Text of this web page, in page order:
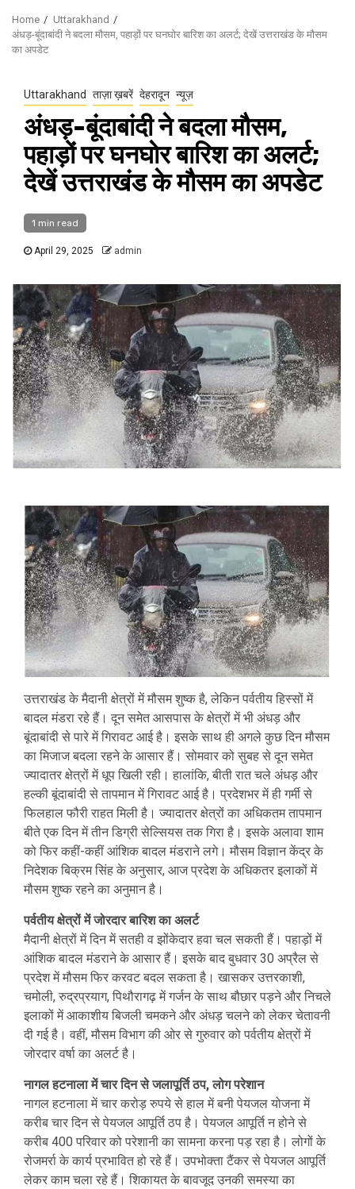
Home
Uttarakhand
अंधड़-बूंदाबांदी ने बदला मौसम, पहाड़ों पर घनघाेर बारिश का अलर्ट; देखें उत्तराखंड के मौसम
का अपडेट
Uttarakhand ताज़ा ख़बरें देहरादून न्यूज़
अंधड़-बूंदाबांदी ने बदला मौसम,
पहाड़ों पर घनघाेर बारिश का अलर्ट;
देखें उत्तराखंड के मौसम का अपडेट
1 min read
April 29, 2025 admin
उत्तराखंड के मैदानी क्षेत्रों में मौसम शुष्क है, लेकिन पर्वतीय हिस्सों में
बादल मंडरा रहे हैं। दून समेत आसपास के क्षेत्रों में भी अंधड़ और
बूंदाबांदी से पारे में गिरावट आई है। इसके साथ ही अगले कुछ दिन मौसम
का मिजाज बदला रहने के आसार हैं। सोमवार को सुबह से दून समेत
ज्यादातर क्षेत्रों में धूप खिली रही। हालांकि, बीती रात चले अंधड़ और
हल्की बूंदाबांदी से तापमान में गिरावट आई है। प्रदेशभर में ही गर्मी से
फिलहाल फौरी राहत मिली है। ज्यादातर क्षेत्रों का अधिकतम तापमान
बीते एक दिन में तीन डिग्री सेल्सियस तक गिरा है। इसके अलावा शाम
को फिर कहीं-कहीं आंशिक बादल मंडराने लगे। मौसम विज्ञान केंद्र के
निदेशक बिक्रम सिंह के अनुसार, आज प्रदेश के अधिकतर इलाकों में
मौसम शुष्क रहने का अनुमान है।
पर्वतीय क्षेत्रों में जोरदार बारिश का अलर्ट
मैदानी क्षेत्रों में दिन में सतही व झोंकेदार हवा चल सकती हैं। पहाड़ों में
आंशिक बादल मंडराने के आसार हैं। इसके बाद बुधवार 30 अप्रैल से
प्रदेश में मौसम फिर करवट बदल सकता है। खासकर उत्तरकाशी,
चमोली, रुद्रप्रयाग, पिथौरागढ़ में गर्जन के साथ बौछार पड़ने और निचले
इलाकों में आकाशीय बिजली चमकने और अंधड़ चलने को लेकर चेतावनी
दी गई है। वहीं, मौसम विभाग की ओर से गुरुवार को पर्वतीय क्षेत्रों में
जोरदार वर्षा का अलर्ट है।
नागल हटनाला में चार दिन से जलापूर्ति ठप, लोग परेशान
नागल हटनाला में चार करोड़ रुपये से हाल में बनी पेयजल योजना में
करीब चार दिन से पेयजल आपूर्ति ठप है। पेयजल आपूर्ति न होने से
करीब 400 परिवार को परेशानी का सामना करना पड़ रहा है। लोगों के
रोजमर्रा के कार्य प्रभावित हो रहे हैं। उपभोक्ता टैंकर से पेयजल आपूर्ति
लेकर काम चला रहे हैं। शिकायत के बावजूद उनकी समस्या का